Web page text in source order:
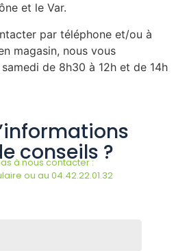
et le Var.
par téléphone et/ou à
magasin, nous vous
de 8h30 à 12h et de 14h
conseils ?
à nous contacter :
ou au 04.42.22.01.32